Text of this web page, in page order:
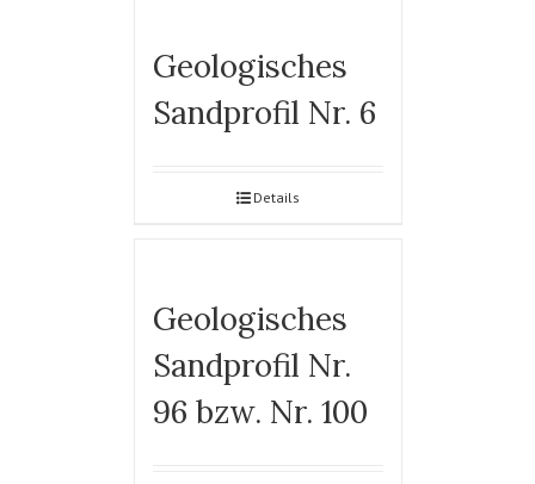
Geologisches
Sandprofil Nr. 6
Details
Geologisches
Sandprofil Nr.
96 bzw. Nr. 100